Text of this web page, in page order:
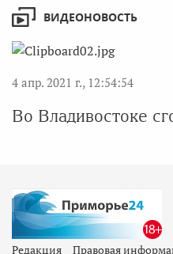
ВИДЕОНОВОСТЬ
4 апр. 2021 г., 12:54:54
Во Владивостоке
Редакция Правовая